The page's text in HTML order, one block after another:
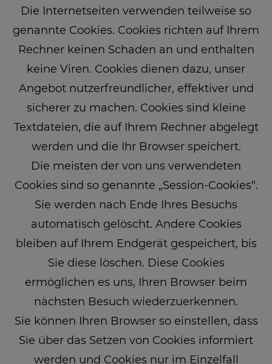
Die Internetseiten verwenden teilweise so
genannte Cookies. Cookies richten auf Ihrem
Rechner keinen Schaden an und enthalten
keine Viren. Cookies dienen dazu, unser
Angebot nutzerfreundlicher, effektiver und
sicherer zu machen. Cookies sind kleine
Textdateien, die auf Ihrem Rechner abgelegt
werden und die Ihr Browser speichert.
Die meisten der von uns verwendeten
Cookies sind so genannte „Session-Cookies“.
Sie werden nach Ende Ihres Besuchs
automatisch gelöscht. Andere Cookies
bleiben auf Ihrem Endgerät gespeichert, bis
Sie diese löschen. Diese Cookies
ermöglichen es uns, Ihren Browser beim
nächsten Besuch wiederzuerkennen.
Sie können Ihren Browser so einstellen, dass
Sie über das Setzen von Cookies informiert
werden und Cookies nur im Einzelfall